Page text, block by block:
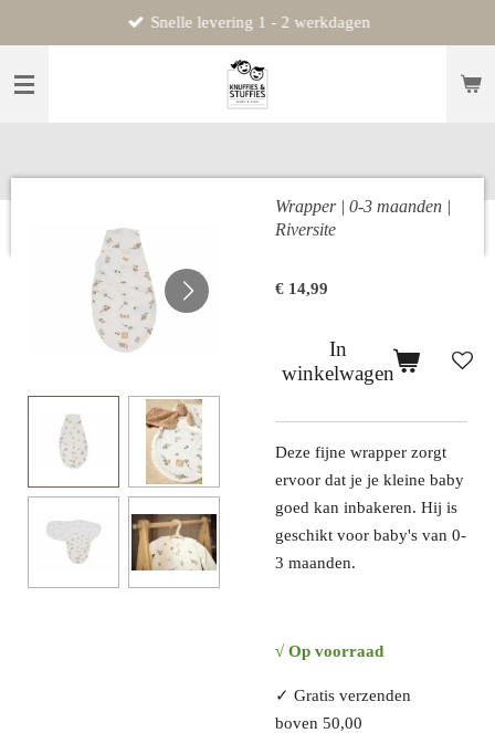
direct
naar
Snelle levering 1 - 2 werkdagen
Wrapper | 0-3 maanden |
Riversite
€ 14,99
In
winkelwagen
Deze fijne wrapper zorgt
ervoor dat je je kleine baby
goed kan inbakeren. Hij is
geschikt voor baby's van 0-
3 maanden.
√ Op voorraad
✓ Gratis verzenden
boven 50,00